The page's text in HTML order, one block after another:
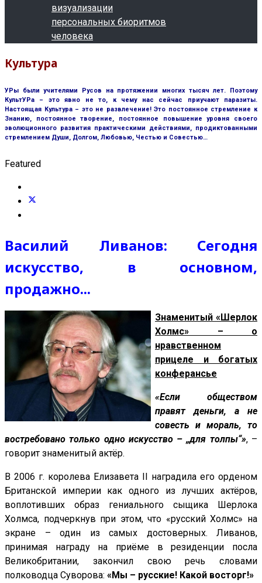
визуализации
персональных биоритмов
человека
Культура
УРы были учителями Русов на протяжении многих тысяч лет. Поэтому
КультУРа – это явно не то, к чему нас сейчас приучают паразиты.
Настоящая Культура – это не развлечение! Это постоянное стремление к
Знанию, постоянное творение, постоянное повышение уровня своего
эволюционного развития практическими действиями, продиктованными
стремлением Души, Долгом, Любовью, Честью и Совестью…
Featured
Василий Ливанов: Сегодня
искусство, в основном,
продажно...
Знаменитый «Шерлок
Холмс» – о
нравственном
прицеле и богатых
конферансье
«Если обществом
правят деньги, а не
совесть и мораль, то
востребовано только одно искусство – „для толпы“», –
говорит знаменитый актёр.
В 2006 г. королева Елизавета II наградила его орденом
Британской империи как одного из лучших актёров,
воплотивших образ гениального сыщика Шерлока
Холмса, подчеркнув при этом, что «русский Холмс» на
экране – один из самых достоверных. Ливанов,
принимая награду на приёме в резиденции посла
Великобритании, закончил свою речь словами
полководца Суворова: «Мы – русские! Какой восторг!»